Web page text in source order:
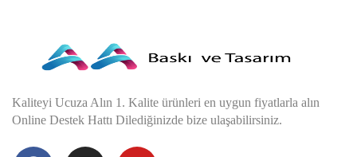
Kaliteyi Ucuza Alın 1. Kalite ürünleri en uygun fiyatlarla alın
Online Destek Hattı Dilediğinizde bize ulaşabilirsiniz.